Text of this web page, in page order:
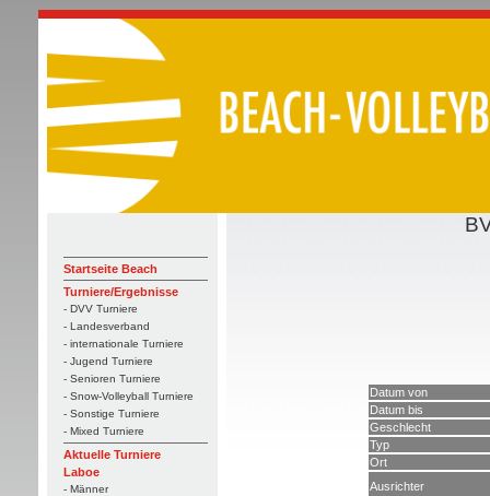
Startseite Beach
Turniere/Ergebnisse
- DVV Turniere
- Landesverband
- internationale Turniere
- Jugend Turniere
- Senioren Turniere
- Snow-Volleyball Turniere
- Sonstige Turniere
- Mixed Turniere
Aktuelle Turniere
Laboe
- Männer
Datum von
Datum bis
Geschlecht
Typ
Ort
Ausrichter